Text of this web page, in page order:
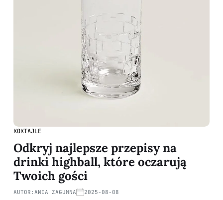
KOKTAJLE
Odkryj najlepsze przepisy na
drinki highball, które oczarują
Twoich gości
AUTOR: ANIA ZAGUMNA 2025-08-08